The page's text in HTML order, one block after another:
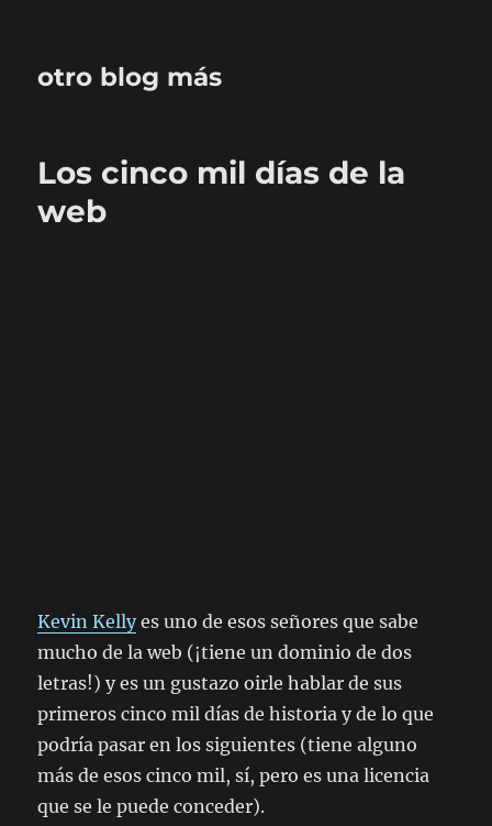
otro blog más
Los cinco mil días de la
web
Kevin Kellyes uno de esos señores que sabe
mucho de la web (¡tiene un dominio de dos
letras!) y es un gustazo oirle hablar de sus
primeros cinco mil días de historia y de lo que
podría pasar en los siguientes (tiene alguno
más de esos cinco mil, sí, pero es una licencia
que se le puede conceder).